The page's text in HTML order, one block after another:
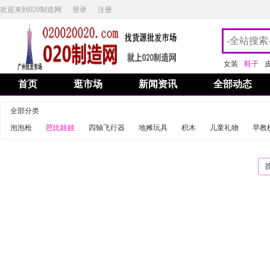
欢迎来到020制造网 登录 注册
女装 鞋子
首页 逛市场 新闻资讯 全部动态
全部分类
泡泡枪
芭比娃娃 四轴飞行器 地摊玩具 积木 儿童礼物 早教